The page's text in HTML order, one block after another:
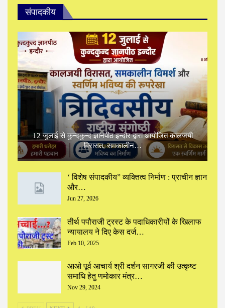
संपादकीय
12 जुलाई से कुन्दकुन्द ज्ञानपीठ इन्दौर द्वारा आयोजित कालजयी
विरासत, समकालीन…
‘ विशेष संपादकीय” ‌व्यक्तित्व निर्माण : प्राचीन ज्ञान
और…
Jun 27, 2026
तीर्थ पपौराजी ट्रस्ट के पदाधिकारीयों के खिलाफ
न्यायालय ने दिए केस दर्ज…
Feb 10, 2025
आओ पूर्व आचार्य श्री दर्शन सागरजी की उत्कृष्ट
समाधि हेतु णमोकार मंत्र…
Nov 29, 2024